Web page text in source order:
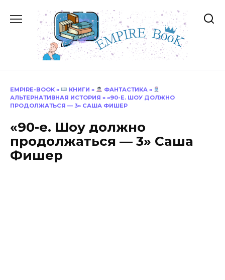
содержанию
EMPIRE-BOOK » КНИГИ » ФАНТАСТИКА»
АЛЬТЕРНАТИВНАЯ ИСТОРИЯ » «90-Е. ШОУ ДОЛЖНО
ПРОДОЛЖАТЬСЯ — 3» САША ФИШЕР
«90-е. Шоу должно
продолжаться — 3» Саша
Фишер